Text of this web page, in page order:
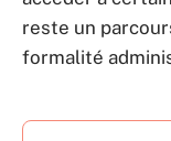
reste un
formalité